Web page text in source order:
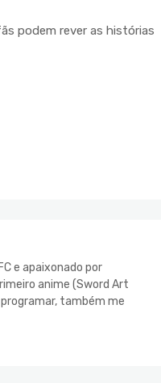
podem rever as histórias
e apaixonado por
anime (Sword Art
programar, também me